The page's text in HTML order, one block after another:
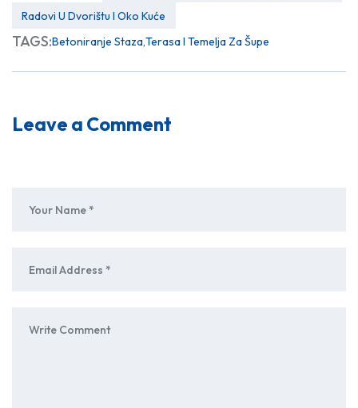
Radovi U Dvorištu I Oko Kuće
TAGS:Betoniranje StazaTerasa I Temelja Za Šupe
Leave a Comment